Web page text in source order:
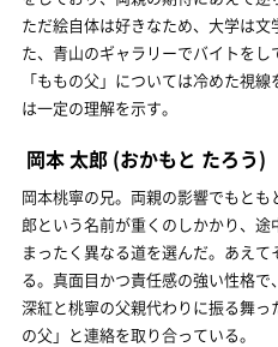
ただ絵自体は好きなため、大学は
た、青山のギャラリーでバイトを
「ももの父」については冷めた視
は一定の理解を示す。
岡本 太郎 (おかもと たろう)
岡本桃寧の兄。両親の影響でもと
郎という名前が重くのしかかり、
まったく異なる道を選んだ。あえ
る。真面目かつ責任感の強い性格
深紅と桃寧の父親代わりに振る舞
の父」と連絡を取り合っている。